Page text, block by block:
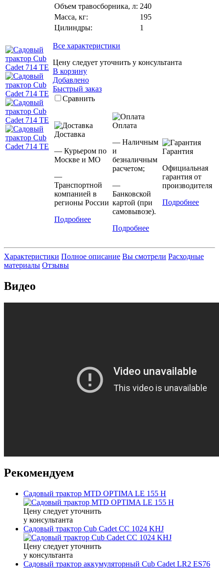
Объем травосборника, л: 240
Масса, кг:
195
Цилиндры:
1
Все характеристики
Цену следует уточнить у консультанта
В корзину
Добавлено
Быстрый заказ
Сравнить
Доставка
— Курьером по
Москве и МО
—
Транспортной
компанией в
регионы России
Подробнее
Оплата
— Наличным
и
безналичным
расчетом;
—
Банковской
картой (при
самовывозе).
Подробнее
Гарантия
Официальная
гарантия от
производителя
Подробнее
Характеристики Полное описание Вы смотрели Расходные
материалы Отзывы
Видео
Рекомендуем
Садовый трактор MTD OPTIMA LE 155 H
Цену следует уточнить
у консультанта
Садовый трактор Cub Cadet CC 1024 KHJ
Цену следует уточнить
у консультанта
Садовый трактор аккумуляторный Cub Cadet LR2 ES76